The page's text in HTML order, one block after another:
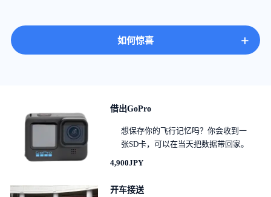
如何惊喜 +
借出GoPro
想保存你的飞行记忆吗？你会收到一
张SD卡，可以在当天把数据带回家。
4,900JPY
开车接送